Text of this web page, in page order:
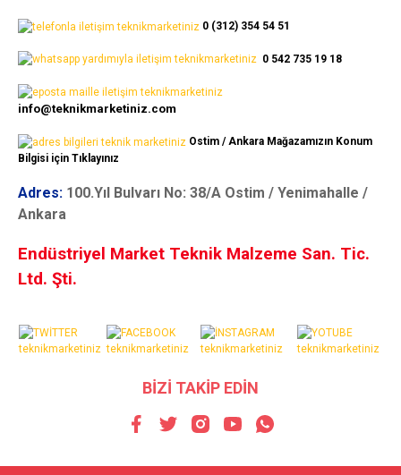
0 (312) 354 54 51
0 542 735 19 18
info@teknikmarketiniz.com
Ostim / Ankara Mağazamızın Konum
Bilgisi için Tıklayınız
Adres: 100.Yıl Bulvarı No: 38/A Ostim / Yenimahalle /
Ankara
Endüstriyel Market Teknik Malzeme San. Tic.
Ltd. Şti.
BİZİ TAKİP EDİN